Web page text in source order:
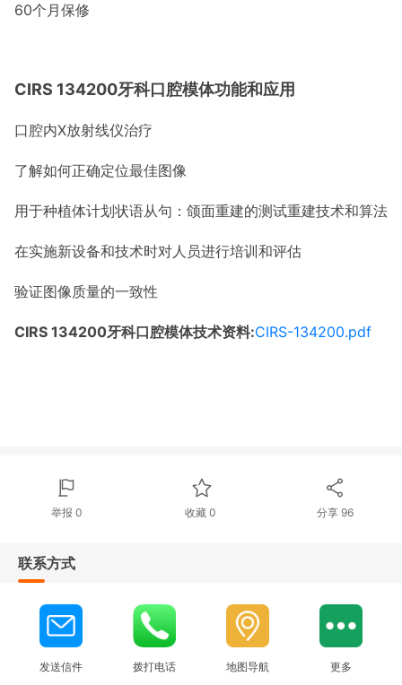
60个月保修
CIRS 134200牙科口腔模体功能和应用
口腔内X放射线仪治疗
了解如何正确定位最佳图像
用于种植体计划状语从句：颌面重建的测试重建技术和算法
在实施新设备和技术时对人员进行培训和评估
验证图像质量的一致性
CIRS 134200牙科口腔模体技术资料:CIRS-134200.pdf
举报 0 收藏 0 分享 96
联系方式
发送信件 拨打电话 地图导航 更多